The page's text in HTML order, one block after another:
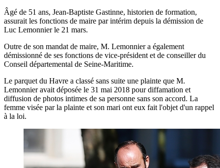
Âgé de 51 ans, Jean-Baptiste Gastinne, historien de formation,
assurait les fonctions de maire par intérim depuis la démission de
Luc Lemonnier le 21 mars.
Outre de son mandat de maire, M. Lemonnier a également
démissionné de ses fonctions de vice-président et de conseiller du
Conseil départemental de Seine-Maritime.
Le parquet du Havre a classé sans suite une plainte que M.
Lemonnier avait déposée le 31 mai 2018 pour diffamation et
diffusion de photos intimes de sa personne sans son accord. La
femme visée par la plainte et son mari ont eux fait l'objet d'un rappel
à la loi.